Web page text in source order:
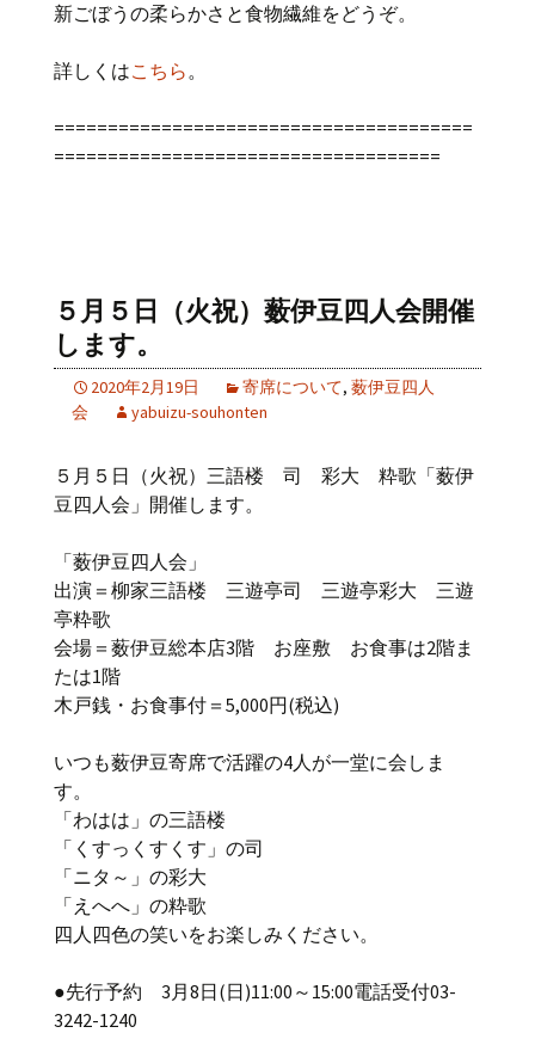
新ごぼうの柔らかさと食物繊維をどうぞ。
詳しくはこちら。
=======================================
====================================
５月５日（火祝）薮伊豆四人会開催
します。
2020年2月19日 寄席について, 薮伊豆四人
会
yabuizu-souhonten
５月５日（火祝）三語楼 司 彩大 粋歌「薮伊
豆四人会」開催します。
「薮伊豆四人会」
出演＝柳家三語楼 三遊亭司 三遊亭彩大 三遊
亭粋歌
会場＝薮伊豆総本店3階 お座敷 お食事は2階ま
たは1階
木戸銭・お食事付＝5,000円(税込)
いつも薮伊豆寄席で活躍の4人が一堂に会しま
す。
「わはは」の三語楼
「くすっくすくす」の司
「ニタ～」の彩大
「えへへ」の粋歌
四人四色の笑いをお楽しみください。
●先行予約 3月8日(日)11:00～15:00電話受付03-
3242-1240